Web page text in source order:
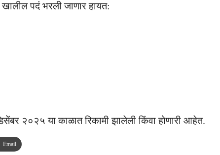
पदं भरली जाणार हायत:
२०२५ या काळात रिकामी झालेली किंवा होणारी आहेत.
Email